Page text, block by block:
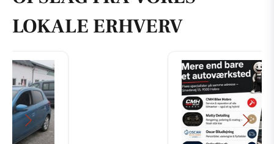
LOKALE ERHVERV